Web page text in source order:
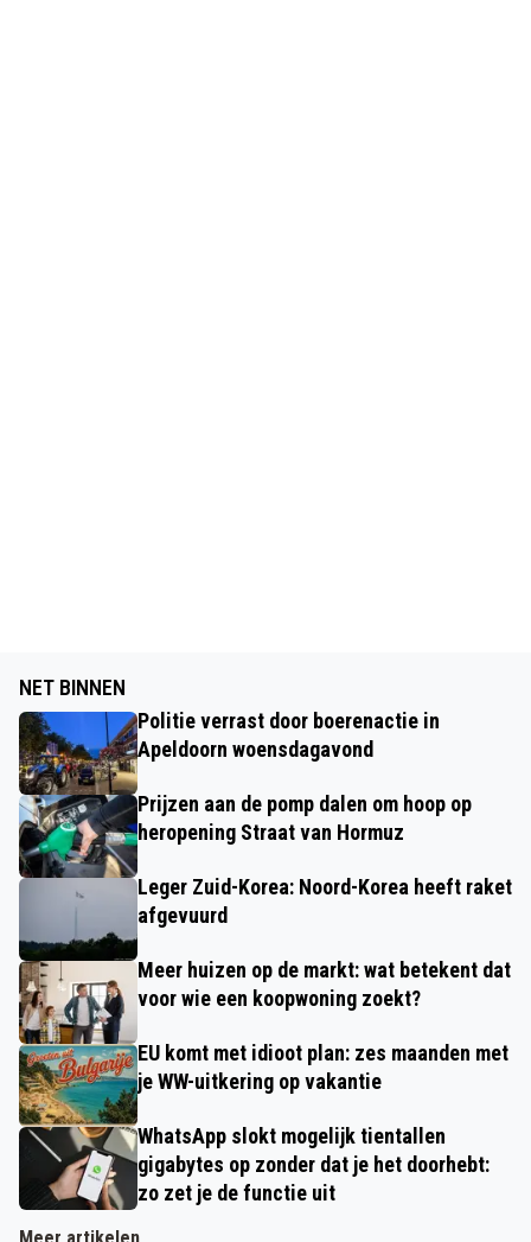
NET BINNEN
Politie verrast door boerenactie in
Apeldoorn woensdagavond
Prijzen aan de pomp dalen om hoop op
heropening Straat van Hormuz
Leger Zuid-Korea: Noord-Korea heeft raket
afgevuurd
Meer huizen op de markt: wat betekent dat
voor wie een koopwoning zoekt?
EU komt met idioot plan: zes maanden met
je WW-uitkering op vakantie
WhatsApp slokt mogelijk tientallen
gigabytes op zonder dat je het doorhebt:
zo zet je de functie uit